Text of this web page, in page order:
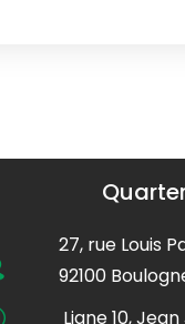
27, rue Louis
92100
Ligne 10,